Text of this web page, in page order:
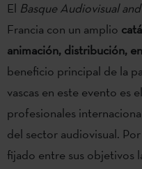
El Basque Audiovisual
Francia con un amplio
animación, distribución,
beneficio principal de la
vascas en este evento es
profesionales
del sector audiovisual.
fijado entre sus objetivos